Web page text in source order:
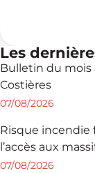
Les
Bulletin du mois
Costières
07/08/2026
Risque incendie
l’accès aux
07/08/2026